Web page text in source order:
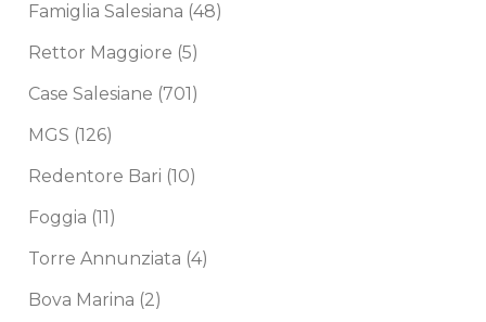
Famiglia Salesiana (48)
Rettor Maggiore (5)
Case Salesiane (701)
MGS (126)
Redentore Bari (10)
Foggia (11)
Torre Annunziata (4)
Bova Marina (2)